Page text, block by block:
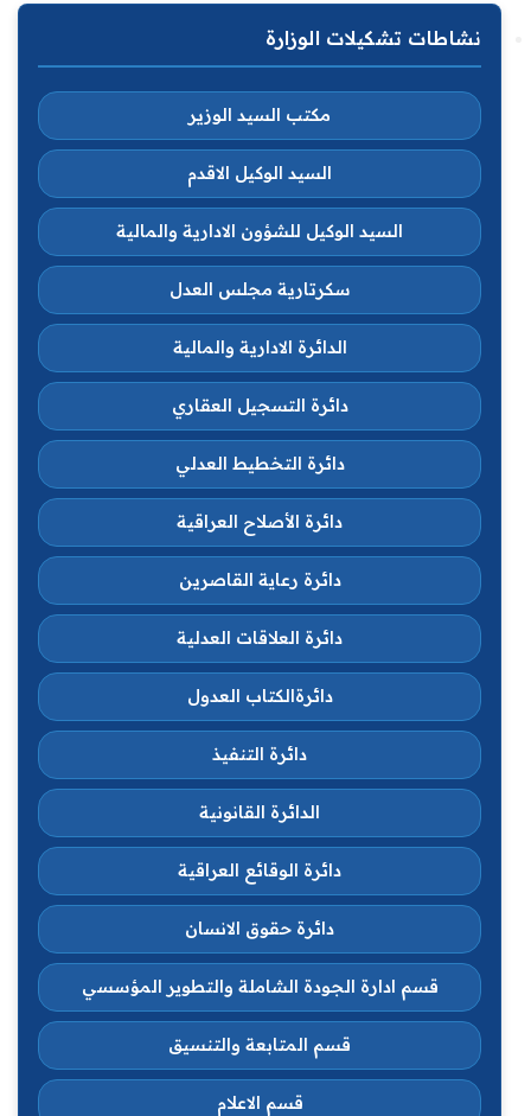
نشاطات تشكيلات الوزارة
مكتب السيد الوزير
السيد الوكيل الاقدم
السيد الوكيل للشؤون الادارية والمالية
سكرتارية مجلس العدل
الدائرة الادارية والمالية
دائرة التسجيل العقاري
دائرة التخطيط العدلي
دائرة الأصلاح العراقية
دائرة رعاية القاصرين
دائرة العلاقات العدلية
دائرةالكتاب العدول
دائرة التنفيذ
الدائرة القانونية
دائرة الوقائع العراقية
دائرة حقوق الانسان
قسم ادارة الجودة الشاملة والتطوير المؤسسي
قسم المتابعة والتنسيق
قسم الاعلام